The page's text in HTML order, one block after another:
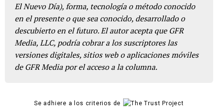
El Nuevo Día), forma, tecnología o método conocido
en el presente o que sea conocido, desarrollado o
descubierto en el futuro. El autor acepta que GFR
Media, LLC, podría cobrar a los suscriptores las
versiones digitales, sitios web o aplicaciones móviles
de GFR Media por el acceso a la columna.
Se adhiere a los criterios de